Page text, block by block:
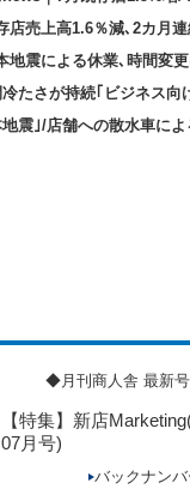
◆月刊商人舎 最新
【特集】新店Marketing
07月号)
バックナン